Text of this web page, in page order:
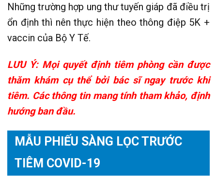
Những trường hợp ung thư tuyến giáp đã điều trị
ổn định thì nên thực hiện theo thông điệp 5K +
vaccin của Bộ Y Tế.
LƯU Ý: Mọi quyết định tiêm phòng cần được
thăm khám cụ thể bởi bác sĩ ngay trước khi
tiêm. Các thông tin mang tính tham khảo, định
hướng ban đầu.
MẪU PHIẾU SÀNG LỌC TRƯỚC
TIÊM COVID-19